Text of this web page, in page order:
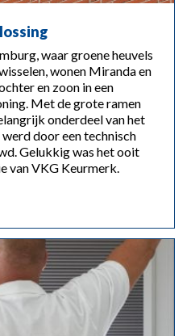
waar groene heuvels
wonen Miranda en
en zoon in een
Met de grote ramen
onderdeel van het
door een technisch
Gelukkig was het ooit
van VKG Keurmerk.